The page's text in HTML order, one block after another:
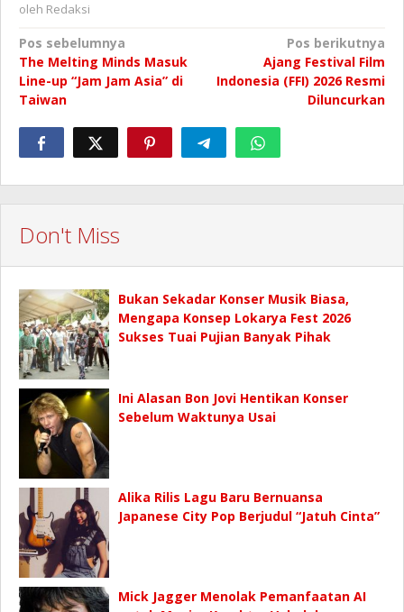
oleh Redaksi
Navigasi
pos
Pos sebelumnya
The Melting Minds Masuk
Line-up “Jam Jam Asia” di
Taiwan
Pos berikutnya
Ajang Festival Film
Indonesia (FFI) 2026 Resmi
Diluncurkan
Don't Miss
Bukan Sekadar Konser Musik Biasa,
Mengapa Konsep Lokarya Fest 2026
Sukses Tuai Pujian Banyak Pihak
Ini Alasan Bon Jovi Hentikan Konser
Sebelum Waktunya Usai
Alika Rilis Lagu Baru Bernuansa
Japanese City Pop Berjudul “Jatuh Cinta”
Mick Jagger Menolak Pemanfaatan AI